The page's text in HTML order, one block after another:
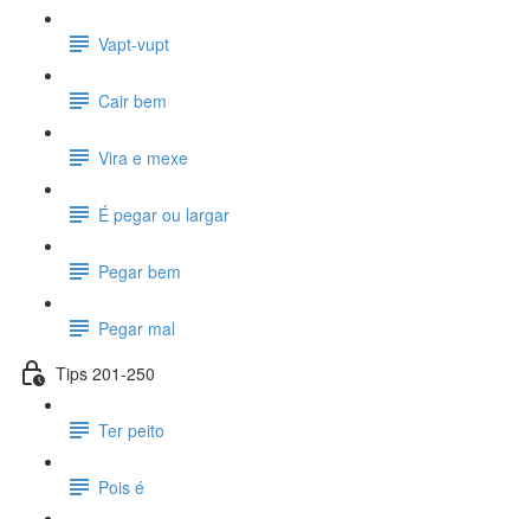
Vapt-vupt
Cair bem
Vira e mexe
É pegar ou largar
Pegar bem
Pegar mal
Tips 201-250
Ter peito
Pois é